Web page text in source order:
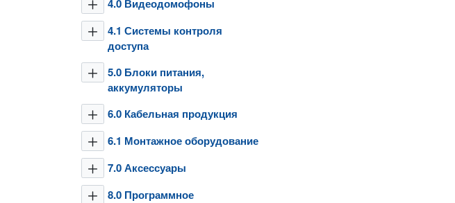
plus 4.0 Видеодомофоны
plus
4.1 Системы контроля
доступа
plus
5.0 Блоки питания,
аккумуляторы
plus 6.0 Кабельная продукция
plus 6.1 Монтажное оборудование
plus 7.0 Аксессуары
plus
8.0 Программное